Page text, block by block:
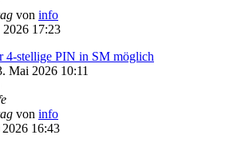
von info
17:23
4-stellige PIN in SM möglich
Mai 2026 10:11
von info
16:43